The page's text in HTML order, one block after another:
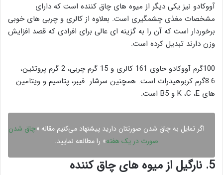
آووکادو نیز یکی دیگر از میوه های چاق کننده است که دارای
مشخصات مغذی چشمگیری است. بعلاوه از کالری و چربی های خوبی
برخوردار است که آن را به گزینه ای عالی برای افرادی که قصد افزایش
وزن دارند تبدیل کرده است.
100گرم آووکادو حاوی 161 کالری و 15 گرم چربی ، 2 گرم پروتئین،
8.6گرم
کربوهیدرات است. همچنین سرشار فیبر، پتاسیم و ویتامین
های K ،C ،E و B5 است.
اگر تمایل به چاق شدن صورتتان دارید پیشنهاد می‌کنیم مقاله «چاق شدن
صورت در یک هفته» را مطالعه نمایید.
5. نارگیل از میوه های چاق کننده